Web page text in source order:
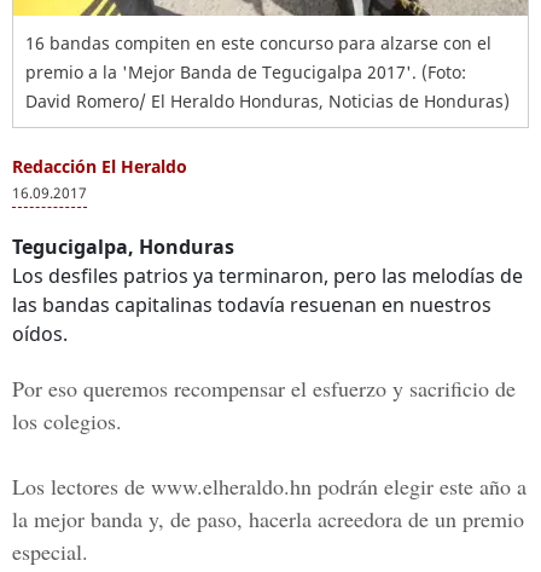
16 bandas compiten en este concurso para alzarse con el
premio a la 'Mejor Banda de Tegucigalpa 2017'. (Foto:
David Romero/ El Heraldo Honduras, Noticias de Honduras)
Redacción El Heraldo
16.09.2017
Tegucigalpa, Honduras
Los desfiles patrios ya terminaron, pero las melodías de
las bandas capitalinas todavía resuenan en nuestros
oídos.
Por eso queremos recompensar el esfuerzo y sacrificio de
los colegios.
Los lectores de www.elheraldo.hn podrán elegir este año a
la mejor banda y, de paso, hacerla acreedora de un premio
especial.